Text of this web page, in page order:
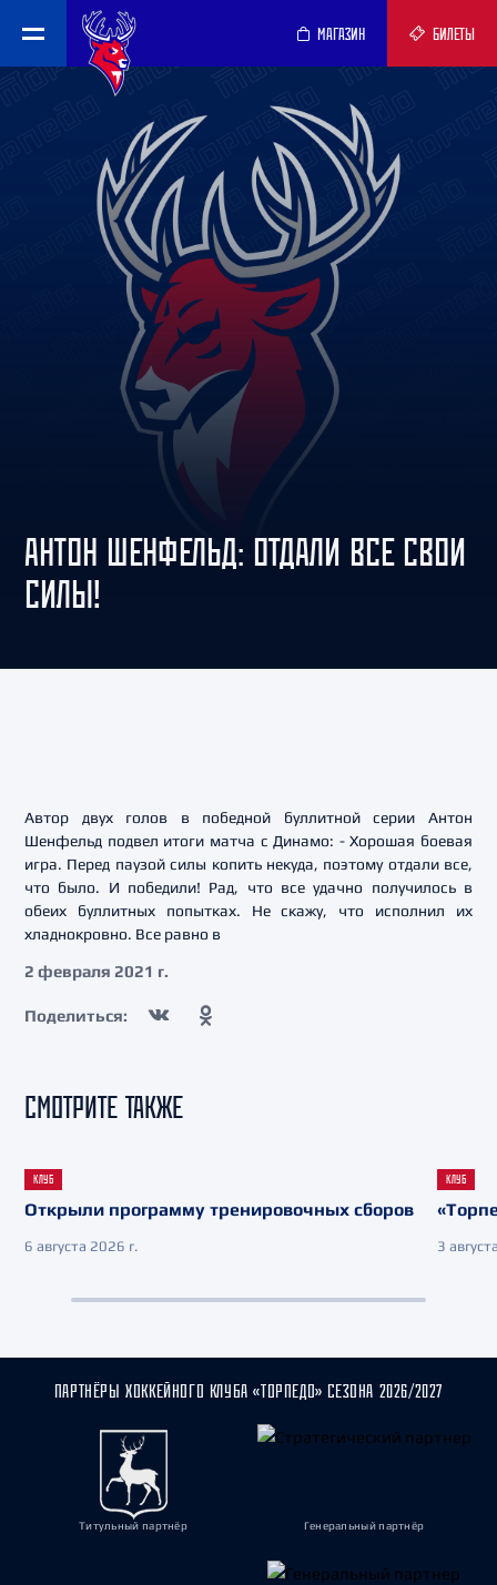
МАГАЗИН БИЛЕТЫ
АНТОН ШЕНФЕЛЬД: ОТДАЛИ ВСЕ СВОИ
СИЛЫ!
Автор двух голов в победной буллитной серии Антон
Шенфельд подвел итоги матча с Динамо: - Хорошая боевая
игра. Перед паузой силы копить некуда, поэтому отдали все,
что было. И победили! Рад, что все удачно получилось в
обеих буллитных попытках. Не скажу, что исполнил их
хладнокровно. Все равно в
2 февраля 2021 г.
Поделиться:
СМОТРИТЕ ТАКЖЕ
КЛУБ
Открыли программу тренировочных сборов
6 августа 2026 г.
КЛУБ
3
ПАРТНЁРЫ ХОККЕЙНОГО КЛУБА «ТОРПЕДО» СЕЗОНА 2026/2027
Титульный партнёр Генеральный партнёр